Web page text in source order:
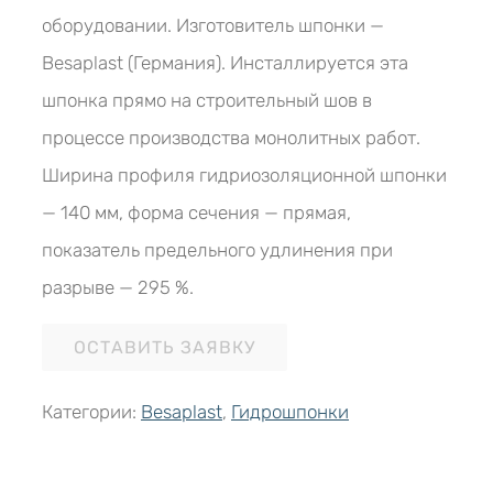
оборудовании. Изготовитель шпонки —
Besaplast (Германия). Инсталлируется эта
шпонка прямо на строительный шов в
процессе производства монолитных работ.
Ширина профиля гидриозоляционной шпонки
— 140 мм, форма сечения — прямая,
показатель предельного удлинения при
разрыве — 295 %.
ОСТАВИТЬ ЗАЯВКУ
Категории: Besaplast, Гидрошпонки